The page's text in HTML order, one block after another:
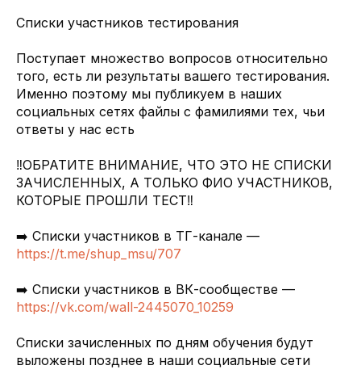
Списки участников тестирования
Поступает множество вопросов относительно
того, есть ли результаты вашего тестирования.
Именно поэтому мы публикуем в наших
социальных сетях файлы с фамилиями тех, чьи
ответы у нас есть
‼️ОБРАТИТЕ ВНИМАНИЕ, ЧТО ЭТО НЕ СПИСКИ
ЗАЧИСЛЕННЫХ, А ТОЛЬКО ФИО УЧАСТНИКОВ,
КОТОРЫЕ ПРОШЛИ ТЕСТ‼️
➡️ Списки участников в ТГ-канале —
https://t.me/shup_msu/707
➡️ Списки участников в ВК-сообществе —
https://vk.com/wall-2445070_10259
Списки зачисленных по дням обучения будут
выложены позднее в наши социальные сети